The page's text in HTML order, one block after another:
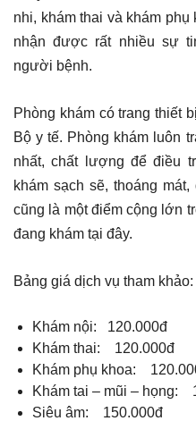
nhi, khám thai và khám
nhận được rất nhiều sự
người bệnh.
Phòng khám có trang thiết
Bộ y tế. Phòng khám luôn
nhất, chất lượng để điều
khám sạch sẽ, thoáng
cũng là một điểm cộng lớn
đang khám tại đây.
Bảng giá dịch vụ tham khảo:
Khám nội: 120.000đ
Khám thai: 120.000đ
Khám phụ khoa:
Khám tai – mũi – họng:
Siêu âm: 150.000đ